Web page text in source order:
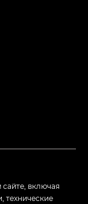
включая
технические